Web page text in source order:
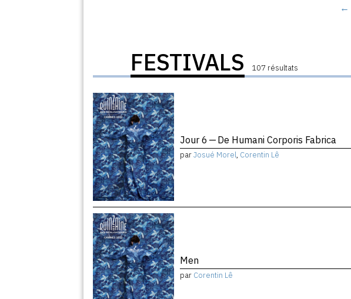
←
FESTIVALS 107 résultats
Jour 6 — De Humani Corporis Fabrica
parJosué Morel, Corentin Lê
Men
par Corentin Lê